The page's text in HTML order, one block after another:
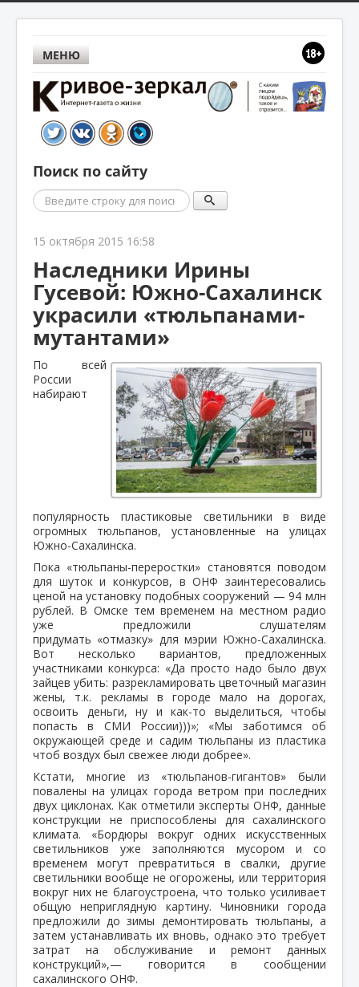
МЕНЮ
Поиск по сайту
Поиск
15 октября 2015 16:58
Наследники Ирины
Гусевой: Южно-Сахалинск
украсили «тюльпанами-
мутантами»
По всей
России
набирают
популярность пластиковые светильники в виде
огромных тюльпанов, установленные на улицах
Южно-Сахалинска.
Пока «тюльпаны-переростки» становятся поводом
для шуток и конкурсов, в ОНФ заинтересовались
ценой на установку подобных сооружений — 94 млн
рублей. В Омске тем временем на местном радио
уже предложили слушателям
придумать «отмазку» для мэрии Южно-Сахалинска.
Вот несколько вариантов, предложенных
участниками конкурса: «Да просто надо было двух
зайцев убить: разрекламировать цветочный магазин
жены, т.к. рекламы в городе мало на дорогах,
освоить деньги, ну и как-то выделиться, чтобы
попасть в СМИ России)))»; «Мы заботимся об
окружающей среде и садим тюльпаны из пластика
чтоб воздух был свежее люди добрее».
Кстати, многие из «тюльпанов-гигантов» были
повалены на улицах города ветром при последних
двух циклонах. Как отметили эксперты ОНФ, данные
конструкции не приспособлены для сахалинского
климата. «Бордюры вокруг одних искусственных
светильников уже заполняются мусором и со
временем могут превратиться в свалки, другие
светильники вообще не огорожены, или территория
вокруг них не благоустроена, что только усиливает
общую неприглядную картину. Чиновники города
предложили до зимы демонтировать тюльпаны, а
затем устанавливать их вновь, однако это требует
затрат на обслуживание и ремонт данных
конструкций»,— говорится в сообщении
сахалинского ОНФ.